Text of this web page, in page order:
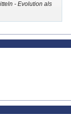
- Evolution als